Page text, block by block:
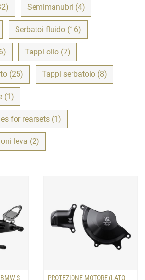
Semimanubri (4)
Serbatoi fluido (16)
Tappi olio (7)
(25) Tappi serbatoio (8)
(1)
for rearsets (1)
leva (2)
S
PROTEZIONE MOTORE (LATO